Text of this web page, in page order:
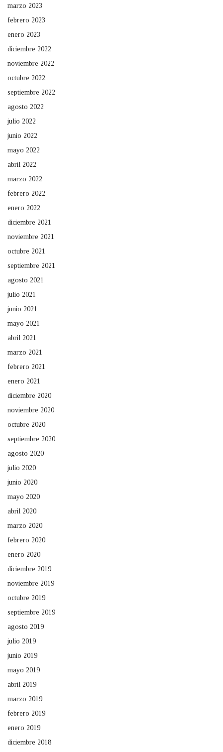
marzo 2023
febrero 2023
enero 2023
diciembre 2022
noviembre 2022
octubre 2022
septiembre 2022
agosto 2022
julio 2022
junio 2022
mayo 2022
abril 2022
marzo 2022
febrero 2022
enero 2022
diciembre 2021
noviembre 2021
octubre 2021
septiembre 2021
agosto 2021
julio 2021
junio 2021
mayo 2021
abril 2021
marzo 2021
febrero 2021
enero 2021
diciembre 2020
noviembre 2020
octubre 2020
septiembre 2020
agosto 2020
julio 2020
junio 2020
mayo 2020
abril 2020
marzo 2020
febrero 2020
enero 2020
diciembre 2019
noviembre 2019
octubre 2019
septiembre 2019
agosto 2019
julio 2019
junio 2019
mayo 2019
abril 2019
marzo 2019
febrero 2019
enero 2019
diciembre 2018